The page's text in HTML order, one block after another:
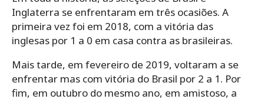
Em toda a história, as seleções de Brasil e
Inglaterra se enfrentaram em três ocasiões. A
primeira vez foi em 2018, com a vitória das
inglesas por 1 a 0 em casa contra as brasileiras.
Mais tarde, em fevereiro de 2019, voltaram a se
enfrentar mas com vitória do Brasil por 2 a 1. Por